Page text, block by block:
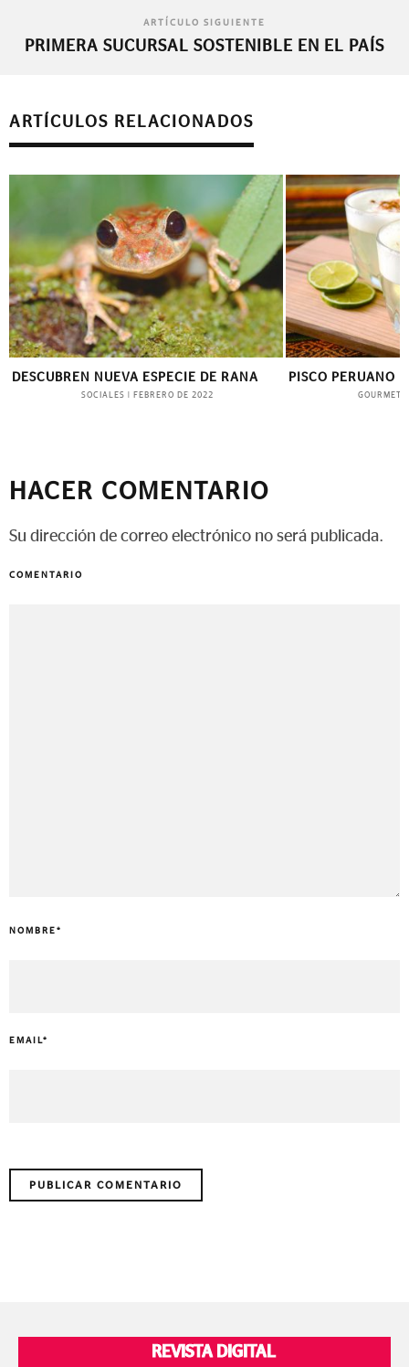
ARTÍCULO SIGUIENTE
PRIMERA SUCURSAL SOSTENIBLE EN EL PAÍS
ARTÍCULOS RELACIONADOS
DESCUBREN NUEVA ESPECIE DE RANA
SOCIALES FEBRERO DE 2022
PISCO PERUANO
GOURMET
HACER COMENTARIO
Su dirección de correo electrónico no será publicada.
COMENTARIO
NOMBRE *
EMAIL*
REVISTA DIGITAL